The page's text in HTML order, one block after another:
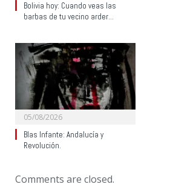
Bolivia hoy: Cuando veas las
barbas de tu vecino arder…
05/08/2026
Blas Infante: Andalucía y
Revolución.
Comments are closed.